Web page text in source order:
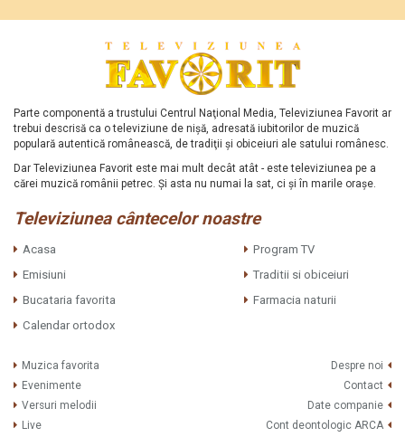
Parte componentă a trustului Centrul Naţional Media, Televiziunea Favorit ar
trebui descrisă ca o televiziune de nişă, adresată iubitorilor de muzică
populară autentică românească, de tradiţii şi obiceiuri ale satului românesc.
Dar Televiziunea Favorit este mai mult decât atât - este televiziunea pe a
cărei muzică românii petrec. Şi asta nu numai la sat, ci şi în marile oraşe.
Televiziunea cântecelor noastre
Acasa
Program TV
Emisiuni
Traditii si obiceiuri
Bucataria favorita
Farmacia naturii
Calendar ortodox
Muzica favorita
Evenimente
Versuri melodii
Live
Despre noi
Contact
Date companie
Cont deontologic ARCA